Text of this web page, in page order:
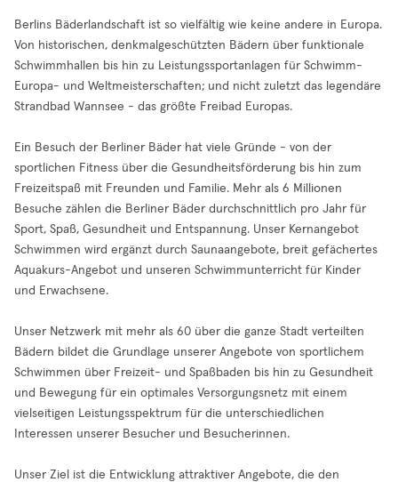
Berlins Bäderlandschaft ist so vielfältig wie keine andere in Europa.
Von historischen, denkmalgeschützten Bädern über funktionale
Schwimmhallen bis hin zu Leistungssportanlagen für Schwimm-
Europa- und Weltmeisterschaften; und nicht zuletzt das legendäre
Strandbad Wannsee - das größte Freibad Europas.
Ein Besuch der Berliner Bäder hat viele Gründe - von der
sportlichen Fitness über die Gesundheitsförderung bis hin zum
Freizeitspaß mit Freunden und Familie. Mehr als 6 Millionen
Besuche zählen die Berliner Bäder durchschnittlich pro Jahr für
Sport, Spaß, Gesundheit und Entspannung. Unser Kernangebot
Schwimmen wird ergänzt durch Saunaangebote, breit gefächertes
Aquakurs-Angebot und unseren Schwimmunterricht für Kinder
und Erwachsene.
Unser Netzwerk mit mehr als 60 über die ganze Stadt verteilten
Bädern bildet die Grundlage unserer Angebote von sportlichem
Schwimmen über Freizeit- und Spaßbaden bis hin zu Gesundheit
und Bewegung für ein optimales Versorgungsnetz mit einem
vielseitigen Leistungsspektrum für die unterschiedlichen
Interessen unserer Besucher und Besucherinnen.
Unser Ziel ist die Entwicklung attraktiver Angebote, die den